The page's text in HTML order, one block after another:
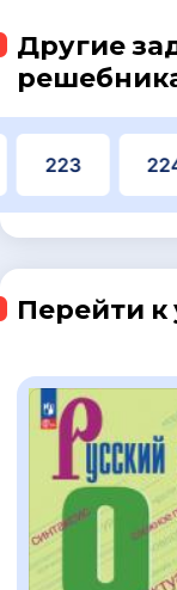
Другие
223
Перейти к